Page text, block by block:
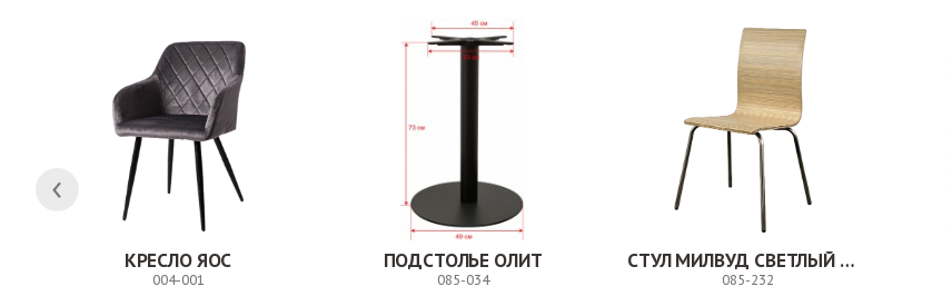
КРЕСЛО ЯОС
004-001
ПОДСТОЛЬЕ ОЛИТ
085-034
СТУЛ МИЛВУД СВЕТЛЫЙ ШЕЛК
085-232